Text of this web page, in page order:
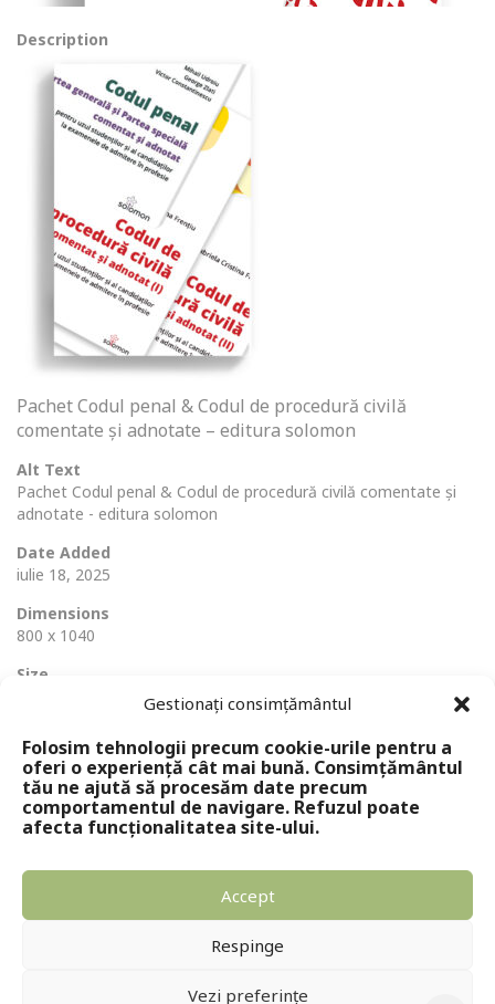
Gestionați consimțământul
Folosim tehnologii precum cookie-urile pentru a
oferi o experiență cât mai bună. Consimțământul
tău ne ajută să procesăm date precum
comportamentul de navigare. Refuzul poate
afecta funcționalitatea site-ului.
Accept
Respinge
Vezi preferințe
Description
Pachet Codul penal & Codul de procedură civilă
comentate și adnotate – editura solomon
Alt Text
Pachet Codul penal & Codul de procedură civilă comentate și
adnotate - editura solomon
Date Added
iulie 18, 2025
Dimensions
800 x 1040
Size